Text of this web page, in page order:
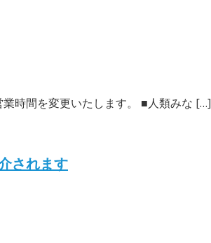
時間を変更いたします。 ■人類みな […]
されます